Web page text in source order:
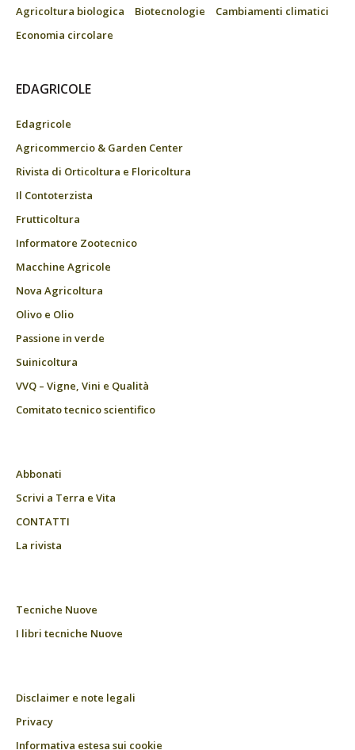
Agricoltura biologica
Biotecnologie
Cambiamenti climatici
Economia circolare
EDAGRICOLE
Edagricole
Agricommercio & Garden Center
Rivista di Orticoltura e Floricoltura
Il Contoterzista
Frutticoltura
Informatore Zootecnico
Macchine Agricole
Nova Agricoltura
Olivo e Olio
Passione in verde
Suinicoltura
VVQ – Vigne, Vini e Qualità
Comitato tecnico scientifico
Abbonati
Scrivi a Terra e Vita
CONTATTI
La rivista
Tecniche Nuove
I libri tecniche Nuove
Disclaimer e note legali
Privacy
Informativa estesa sui cookie